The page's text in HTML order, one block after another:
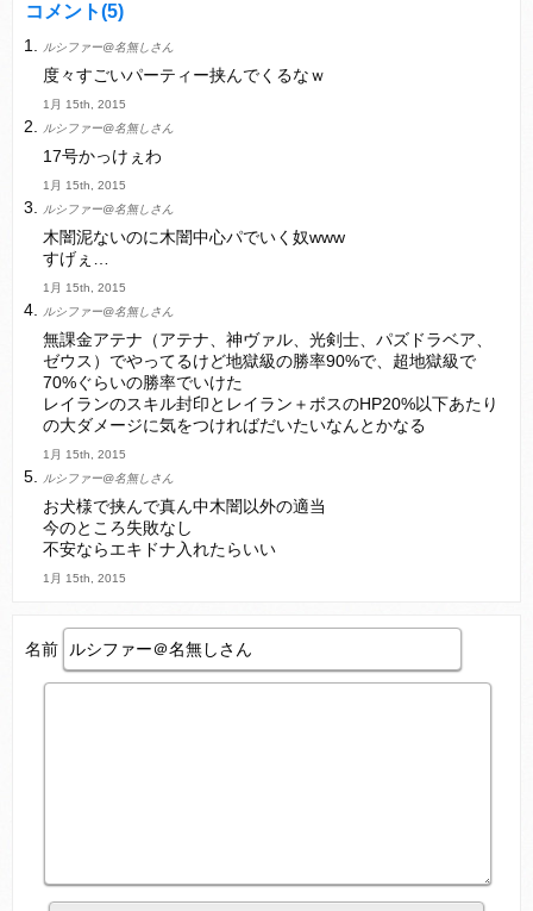
Powered by livedoor 相互RSS
コメント(5)
ルシファー@名無しさん
度々すごいパーティー挟んでくるなｗ
1月 15th, 2015
ルシファー@名無しさん
17号かっけぇわ
1月 15th, 2015
ルシファー@名無しさん
木闇泥ないのに木闇中心パでいく奴www
すげぇ…
1月 15th, 2015
ルシファー@名無しさん
無課金アテナ（アテナ、神ヴァル、光剣士、パズドラベア、
ゼウス）でやってるけど地獄級の勝率90%で、超地獄級で
70%ぐらいの勝率でいけた
レイランのスキル封印とレイラン＋ボスのHP20%以下あたり
の大ダメージに気をつければだいたいなんとかなる
1月 15th, 2015
ルシファー@名無しさん
お犬様で挟んで真ん中木闇以外の適当
今のところ失敗なし
不安ならエキドナ入れたらいい
1月 15th, 2015
名前